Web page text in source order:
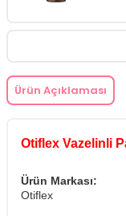
Ürün Açıklaması
Otiflex Vazelinli
Ürün Markası:
Otiflex